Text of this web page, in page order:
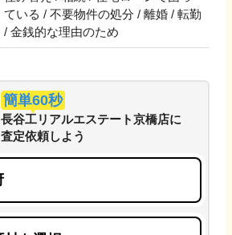
ている / 不要物件の処分 / 離婚 / 転勤
/ 金銭的な理由のため
簡単60秒
長谷工リアルエステート京橋店に
査定依頼しよう